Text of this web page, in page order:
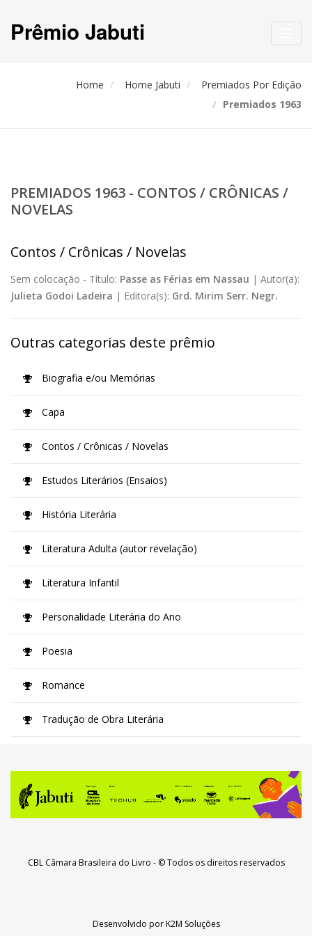
Prêmio Jabuti
Home Home Jabuti
Premiados Por Edição
Premiados 1963
PREMIADOS 1963 - CONTOS / CRÔNICAS /
NOVELAS
Contos / Crônicas / Novelas
Sem colocação - Título: Passe as Férias em Nassau | Autor(a):
Julieta Godoi Ladeira | Editora(s): Grd. Mirim Serr. Negr.
Outras categorias deste prêmio
Biografia e/ou Memórias
Capa
Contos / Crônicas / Novelas
Estudos Literários (Ensaios)
História Literária
Literatura Adulta (autor revelação)
Literatura Infantil
Personalidade Literária do Ano
Poesia
Romance
Tradução de Obra Literária
CBL Câmara Brasileira do Livro - © Todos os direitos reservados
Desenvolvido porK2M Soluções